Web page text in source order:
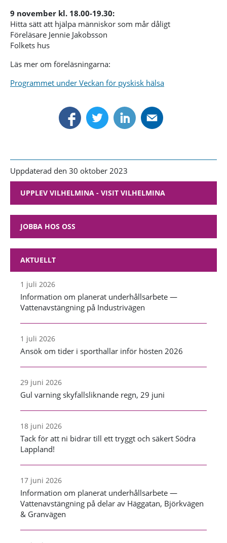
AKTUELLT
1 juli 2026
Information om planerat underhållsarbete —
Vattenavstängning på Industrivägen
1 juli 2026
Ansök om tider i sporthallar inför hösten 2026
29 juni 2026
Gul varning skyfallsliknande regn, 29 juni
18 juni 2026
Tack för att ni bidrar till ett tryggt och säkert Södra
Lappland!
17 juni 2026
Information om planerat underhållsarbete —
Vattenavstängning på delar av Häggatan, Björkvägen
& Granvägen
9 november kl. 18.00-19.30:
Hitta sätt att hjälpa människor som mår dåligt
Föreläsare Jennie Jakobsson
Folkets hus
Läs mer om föreläsningarna:
Programmet under Veckan för pyskisk hälsa
Uppdaterad den 30 oktober 2023
UPPLEV VILHELMINA - VISIT VILHELMINA
JOBBA HOS OSS